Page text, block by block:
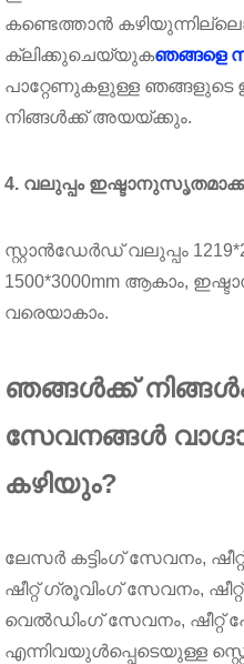
കണ്ടെത്താൻ
ക്ലിക്കുചെയ്യുകഞങ്ങളെ
പാറ്റേണുകളുള്ള ഞങ്ങളുടെ
നിങ്ങൾക്ക് അയയ്ക്കും.
4. വലുപ്പം
സ്റ്റാൻഡേർഡ് വലുപ്പം
1500*3000mm ആകാം,
വരെയാകാം.
ഞങ്ങൾക്ക്
സേവനങ്ങൾ
കഴിയും?
ലേസർ കട്ടിംഗ് സേവനം,
ഷീറ്റ് ഗ്രൂവിംഗ് സേവനം,
വെൽഡിംഗ് സേവനം, ഷീറ്റ്
എന്നിവയുൾപ്പെടെയുള്ള